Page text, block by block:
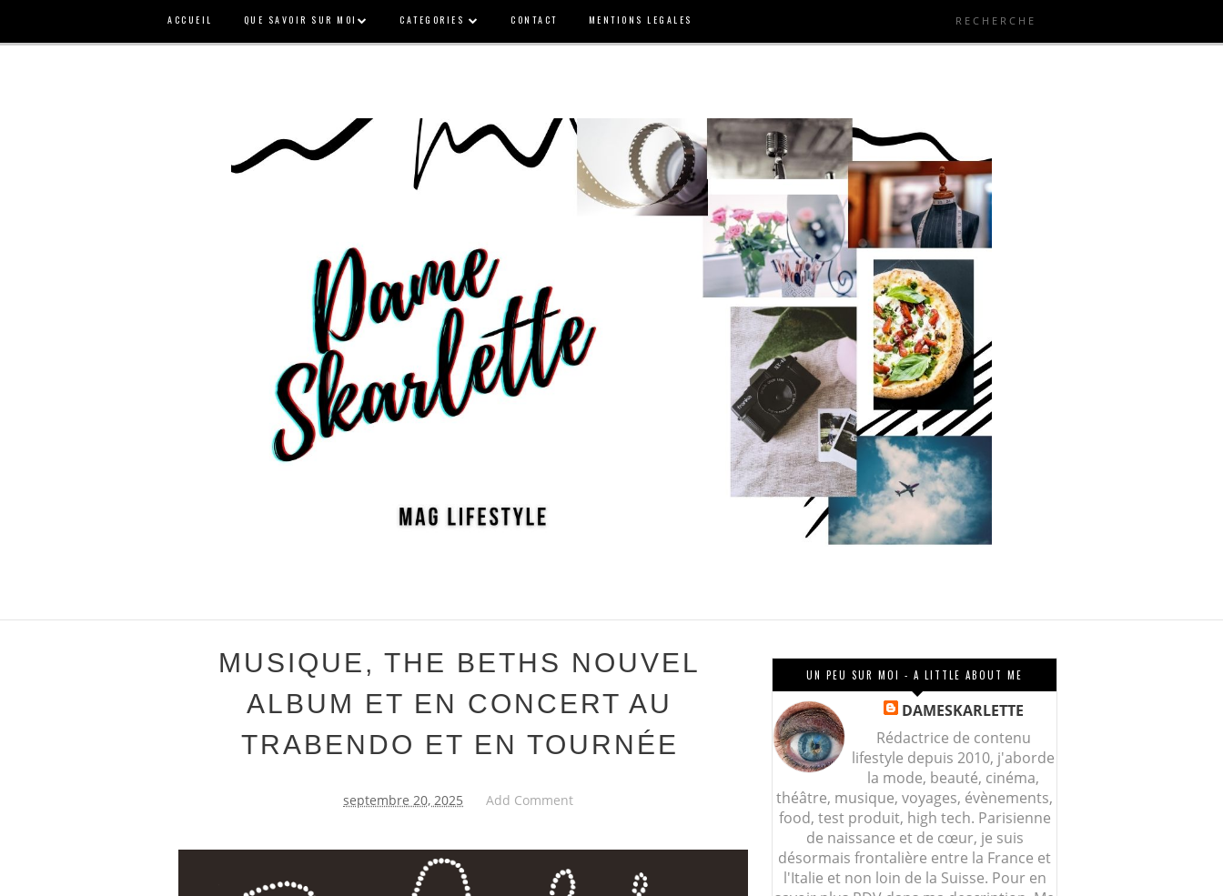
ACCUEIL QUE SAVOIR SUR MOI CATEGORIES CONTACT MENTIONS LEGALES
MUSIQUE, THE BETHS NOUVEL
ALBUM ET EN CONCERT AU
TRABENDO ET EN TOURNÉE
septembre 20, 2025 Add Comment
UN PEU SUR MOI - A LITTLE ABOUT ME
DAMESKARLETTE
Rédactrice de contenu
lifestyle depuis 2010, j'aborde
la mode, beauté, cinéma,
théâtre, musique, voyages, évènements,
food, test produit, high tech. Parisienne
de naissance et de cœur, je suis
désormais frontalière entre la France et
l'Italie et non loin de la Suisse. Pour en